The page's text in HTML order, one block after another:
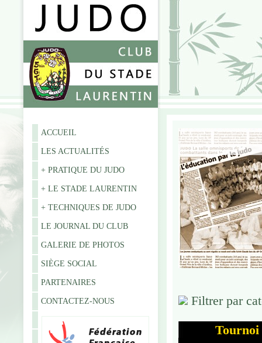
ACCUEIL
LES ACTUALITÉS
+ PRATIQUE DU JUDO
+ LE STADE LAURENTIN
+ TECHNIQUES DE JUDO
LE JOURNAL DU CLUB
GALERIE DE PHOTOS
SIÈGE SOCIAL
PARTENAIRES
CONTACTEZ-NOUS Filtrer par
Tournoi